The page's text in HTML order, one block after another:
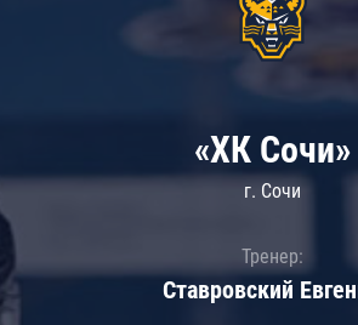
«ХК Сочи»
г. Сочи
Тренер:
Ставровский